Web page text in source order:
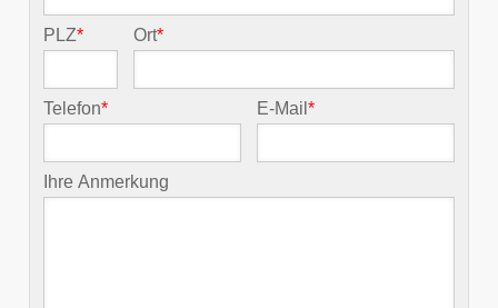
PLZ* Ort*
Telefon* E-Mail*
Ihre Anmerkung